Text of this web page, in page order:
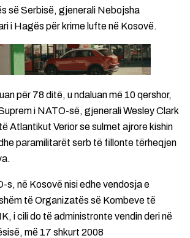
së Serbisë, gjenerali Nebojsha
i Hagës për krime lufte në Kosovë.
për 78 ditë, u ndaluan më 10 qershor,
i NATO-së, gjenerali Wesley Clark
Atlantikut Verior se sulmet ajrore kishin
paramilitarët serb të fillonte tërheqjen
s, në Kosovë nisi edhe vendosja e
të Organizatës së Kombeve të
i cili do të administronte vendin deri në
më 17 shkurt 2008